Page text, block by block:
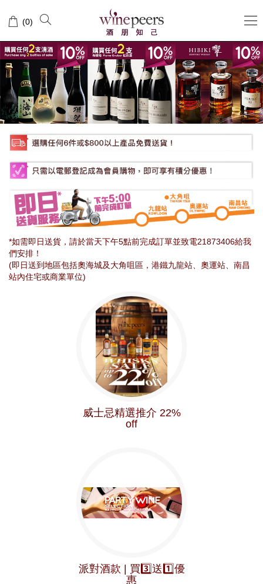
Wine
Peers
酒
朋
知
己
(0)
*如需即日送貨，請於當天下午5點前完成訂單並致電21873406給我
們安排！
(即日送到地區包括奧海城及大角咀區，港鐵九龍站、奧運站、南昌
站內住宅或商業單位)
威士忌精選推介 22%
off
派對酒款 | 買3️⃣送1️⃣優
惠